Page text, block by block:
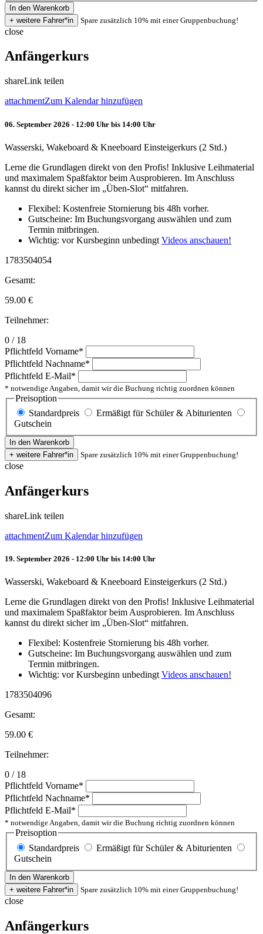
Spare zusätzlich 10% mit einer Gruppenbuchung!
close
Anfängerkurs
shareLink teilen
attachmentZum Kalendar hinzufügen
06. September 2026 - 12:00 Uhr bis 14:00 Uhr
Wasserski, Wakeboard & Kneeboard Einsteigerkurs (2 Std.)
Lerne die Grundlagen direkt von den Profis! Inklusive Leihmaterial
und maximalem Spaßfaktor beim Ausprobieren. Im Anschluss
kannst du direkt sicher im „Üben-Slot“ mitfahren.
Flexibel: Kostenfreie Stornierung bis 48h vorher.
Gutscheine: Im Buchungsvorgang auswählen und zum
Termin mitbringen.
Wichtig: vor Kursbeginn unbedingt Videos anschauen!
1783504054
Gesamt:
59.00 €
Teilnehmer:
0 / 18
Pflichtfeld Vorname*
Pflichtfeld Nachname*
Pflichtfeld E-Mail*
* notwendige Angaben, damit wir die Buchung richtig zuordnen können
Preisoption
Standardpreis
Ermäßigt für Schüler & Abiturienten
Gutschein
Spare zusätzlich 10% mit einer Gruppenbuchung!
close
Anfängerkurs
shareLink teilen
attachmentZum Kalendar hinzufügen
19. September 2026 - 12:00 Uhr bis 14:00 Uhr
Wasserski, Wakeboard & Kneeboard Einsteigerkurs (2 Std.)
Lerne die Grundlagen direkt von den Profis! Inklusive Leihmaterial
und maximalem Spaßfaktor beim Ausprobieren. Im Anschluss
kannst du direkt sicher im „Üben-Slot“ mitfahren.
Flexibel: Kostenfreie Stornierung bis 48h vorher.
Gutscheine: Im Buchungsvorgang auswählen und zum
Termin mitbringen.
Wichtig: vor Kursbeginn unbedingtVideos anschauen!
1783504096
Gesamt:
59.00 €
Teilnehmer:
0 / 18
Pflichtfeld Vorname*
Pflichtfeld Nachname*
Pflichtfeld E-Mail*
* notwendige Angaben, damit wir die Buchung richtig zuordnen können
Preisoption
Standardpreis
Ermäßigt für Schüler & Abiturienten
Gutschein
Spare zusätzlich 10% mit einer Gruppenbuchung!
close
Anfängerkurs